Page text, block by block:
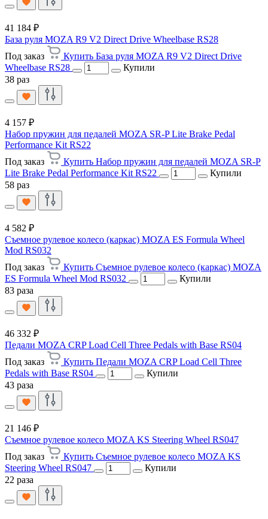
41 184 ₽
База руля MOZA R9 V2 Direct Drive Wheelbase RS28
Под заказ
Купить База руля MOZA R9 V2 Direct Drive
Wheelbase RS28
Купили
38 раз
4 157 ₽
Набор пружин для педалей MOZA SR-P Lite Brake Pedal
Performance Kit RS22
Под заказ
Купить Набор пружин для педалей MOZA SR-P
Lite Brake Pedal Performance Kit RS22
Купили
58 раз
4 582 ₽
Съемное рулевое колесо (каркас) MOZA ES Formula Wheel
Mod RS032
Под заказ
Купить Съемное рулевое колесо (каркас) MOZA
ES Formula Wheel Mod RS032
Купили
83 раза
46 332 ₽
Педали MOZA CRP Load Cell Three Pedals with Base RS04
Под заказ
Купить Педали MOZA CRP Load Cell Three
Pedals with Base RS04
Купили
43 раза
21 146 ₽
Съемное рулевое колесо MOZA KS Steering Wheel RS047
Под заказ
Купить Съемное рулевое колесо MOZA KS
Steering Wheel RS047
Купили
22 раза